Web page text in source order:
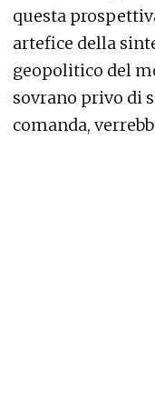
questa
artefice della
geopolitico del
sovrano privo di
comanda,